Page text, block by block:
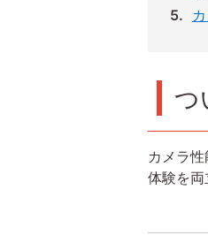
つ
カメラ
体験を